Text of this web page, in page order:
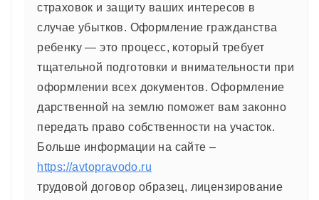
страховок и защиту ваших интересов в
случае убытков. Оформление гражданства
ребенку — это процесс, который требует
тщательной подготовки и внимательности при
оформлении всех документов. Оформление
дарственной на землю поможет вам законно
передать право собственности на участок.
Больше информации на сайте –
https://avtopravodo.ru
трудовой договор образец, лицензирование